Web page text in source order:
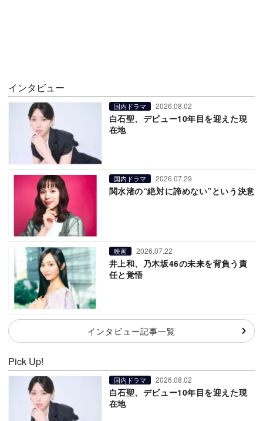
インタビュー
国内ドラマ 2026.08.02
白石聖、デビュー10年目を迎えた現
在地
国内ドラマ 2026.07.29
関水渚の“絶対に諦めない”という決意
映画 2026.07.22
井上和、乃木坂46の未来を背負う責
任と覚悟
インタビュー記事一覧
Pick Up!
国内ドラマ 2026.08.02
白石聖、デビュー10年目を迎えた現
在地